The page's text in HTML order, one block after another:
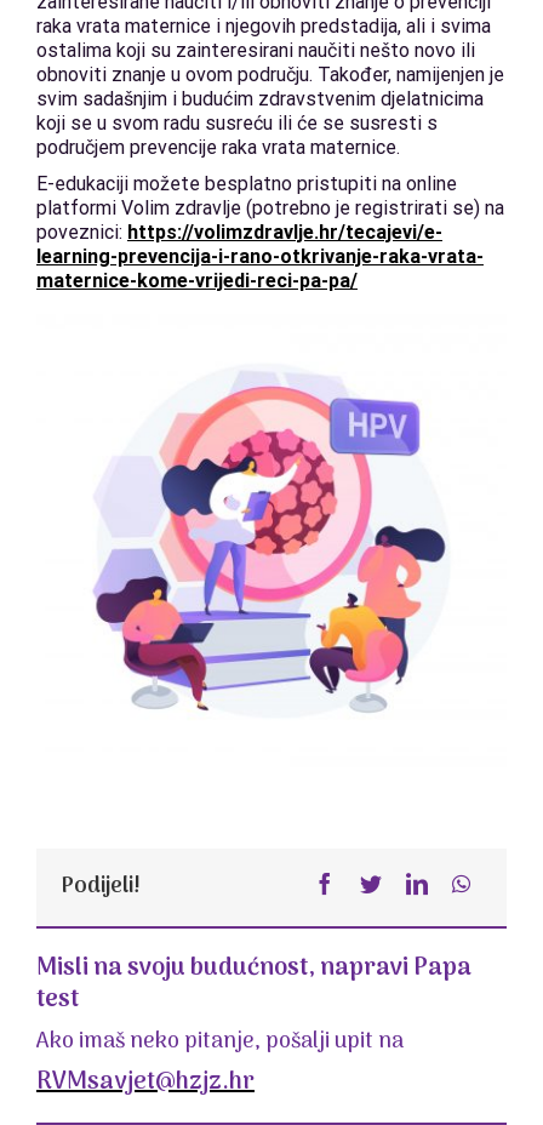
raka vrata maternice i njegovih predstadija, ali i svima
ostalima koji su zainteresirani naučiti nešto novo ili
obnoviti znanje u ovom području. Također, namijenjen je
svim sadašnjim i budućim zdravstvenim djelatnicima
koji se u svom radu susreću ili će se susresti s
područjem prevencije raka vrata maternice.
E-edukaciji možete besplatno pristupiti na online
platformi Volim zdravlje (potrebno je registrirati se) na
poveznici: https://volimzdravlje.hr/tecajevi/e-
learning-prevencija-i-rano-otkrivanje-raka-vrata-
maternice-kome-vrijedi-reci-pa-pa/
Podijeli!
Misli na svoju budućnost, napravi Papa
test
Ako imaš neko pitanje, pošalji upit na
RVMsavjet@hzjz.hr